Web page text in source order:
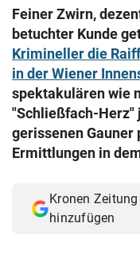
search
eingeben
© Krone Multimedia
Muthgasse 2, 1190
Feiner Zwirn,
betuchter Kunde
Krimineller die
in der Wiener
spektakulären wie
"Schließfach-Herz"
gerissenen Gauner
Ermittlungen in
Kronen
hinzufügen